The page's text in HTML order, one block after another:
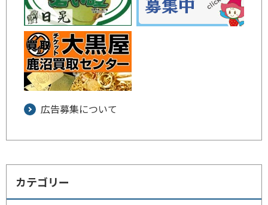
広告募集について
カテゴリー